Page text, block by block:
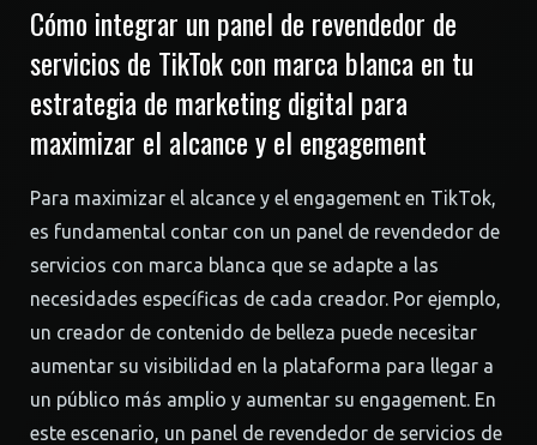
Cómo integrar un panel de revendedor de
servicios de TikTok con marca blanca en tu
estrategia de marketing digital para
maximizar el alcance y el engagement
Para maximizar el alcance y el engagement en TikTok,
es fundamental contar con un panel de revendedor de
servicios con marca blanca que se adapte a las
necesidades específicas de cada creador. Por ejemplo,
un creador de contenido de belleza puede necesitar
aumentar su visibilidad en la plataforma para llegar a
un público más amplio y aumentar su engagement. En
este escenario, un panel de revendedor de servicios de